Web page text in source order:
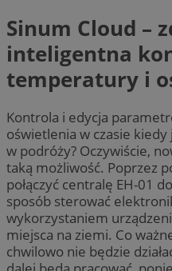
Sinum Cloud –
inteligentna
temperatury i
Kontrola i edycja
oświetlenia w czasie
w podróży? Oczywiście,
taką możliwość. Poprzez
połączyć centralę EH-01
sposób sterować
wykorzystaniem
miejsca na ziemi. Co
chwilowo nie będzie